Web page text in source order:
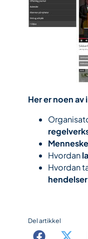
Her er noen
Hvordan
Hvordan
hendelser
Del artikkel